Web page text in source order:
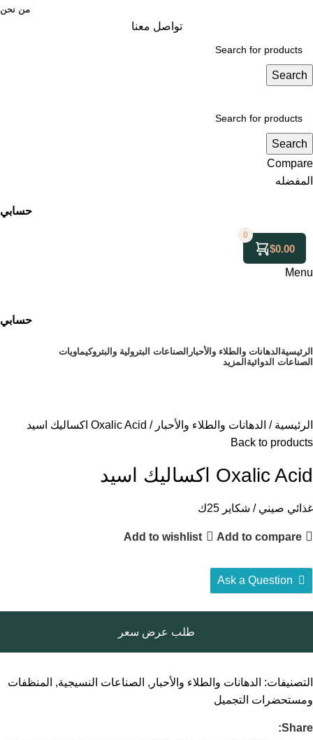
من نحن
تواصل معنا
Search
Search
Compare
المفضله
حسابي
0
$0.00
Menu
حسابي
الرئيسية ⁠الدهانات والطلاء والأحبار الصناعات البترولية والبتروكيماويات
الصناعات الدوائية المزيد
الرئيسية الدهانات والطلاء والأحبار Oxalic Acid اكساليك اسيد
Back to products
Oxalic Acid اكساليك اسيد
غذائي صيني / شكاير 25ك
Add to compare
Add to wishlist
Ask a Question
طلب عرض سعر
التصنيفات: الدهانات والطلاء والأحبار , الصناعات النسيجية, المنظفات
ومستحضرات التجميل
Share: